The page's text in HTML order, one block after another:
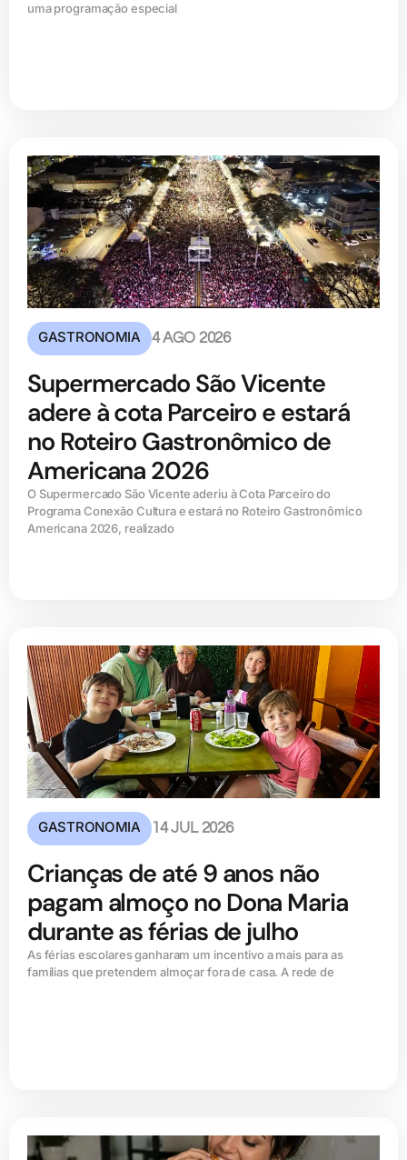
uma programação especial
GASTRONOMIA 4 AGO 2026
Supermercado São Vicente
adere à cota Parceiro e estará
no Roteiro Gastronômico de
Americana 2026
O Supermercado São Vicente aderiu à Cota Parceiro do
Programa Conexão Cultura e estará no Roteiro Gastronômico
Americana 2026, realizado
GASTRONOMIA 14 JUL 2026
Crianças de até 9 anos não
pagam almoço no Dona Maria
durante as férias de julho
As férias escolares ganharam um incentivo a mais para as
famílias que pretendem almoçar fora de casa. A rede de